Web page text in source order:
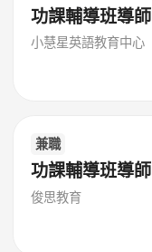
功課輔導班導師
小慧星英語教育中心
兼職
功課輔導班導師
俊思教育